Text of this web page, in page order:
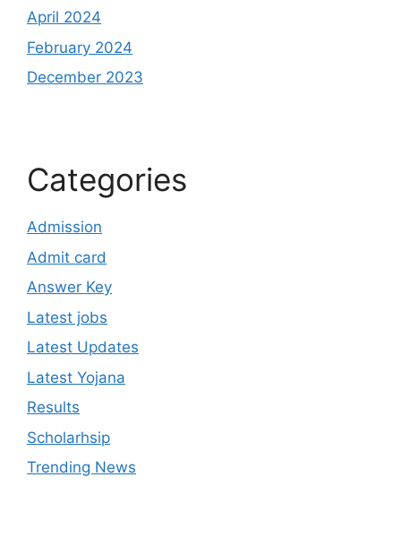
April 2024
February 2024
December 2023
Categories
Admission
Admit card
Answer Key
Latest jobs
Latest Updates
Latest Yojana
Results
Scholarhsip
Trending News